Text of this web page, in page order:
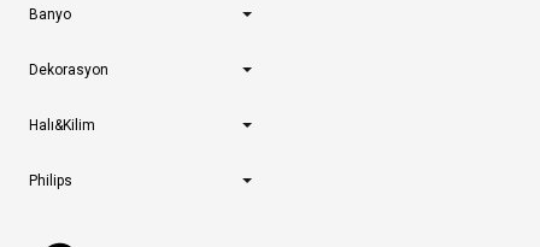
Banyo
Dekorasyon
Halı&Kilim
Philips